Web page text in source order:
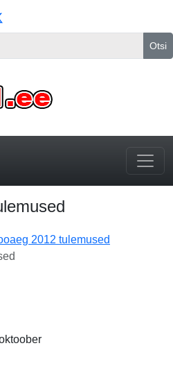
Otsi
2012 tulemused